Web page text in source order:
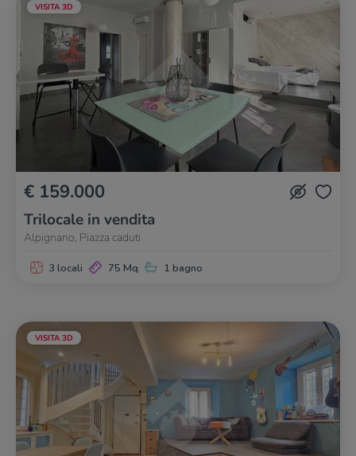
VISITA 3D
€ 159.000
Trilocale in vendita
Alpignano, Piazza caduti
3 locali 75 Mq 1 bagno
VISITA 3D